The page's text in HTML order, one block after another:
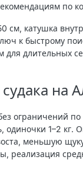
по
см, катушка
к быстрому
для длительных
на
ограничений
одиночки 1–2 кг.
меньшую
реализация